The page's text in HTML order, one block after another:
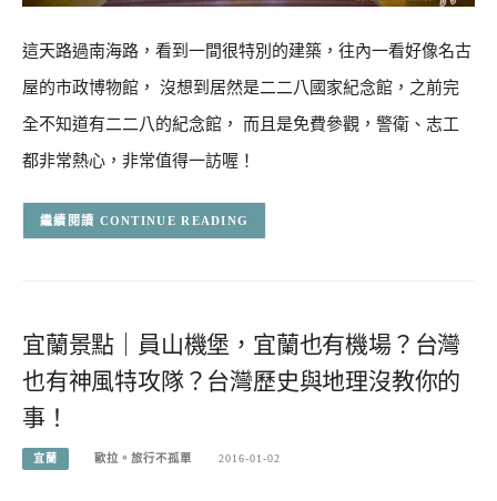
這天路過南海路，看到一間很特別的建築，往內一看好像名古
屋的市政博物館， 沒想到居然是二二八國家紀念館，之前完
全不知道有二二八的紀念館， 而且是免費參觀，警衛、志工
都非常熱心，非常值得一訪喔！
CONTINUE READING
宜蘭景點｜員山機堡，宜蘭也有機場？台灣
也有神風特攻隊？台灣歷史與地理沒教你的
事！
宜蘭 歐拉。旅行不孤單 2016-01-02